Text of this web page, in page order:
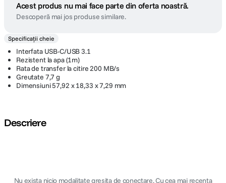
Acest produs nu mai face parte din oferta noastră.
Descoperă mai jos produse similare.
Specificații cheie
Interfata USB-C/USB 3.1
Rezistent la apa (1m)
Rata de transfer la citire 200 MB/s
Greutate 7,7 g
Dimensiuni 57,92 x 18,33 x 7,29 mm
Descriere
Nu exista nicio modalitate gresita de conectare. Cu cea mai recenta